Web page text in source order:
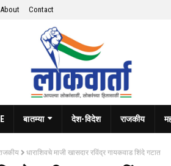
About Contact
बातम्या देश-विदेश राजकीय
धाराशिवचे माजी खासदार रविंद्र गायकवाड शिंदे गटात